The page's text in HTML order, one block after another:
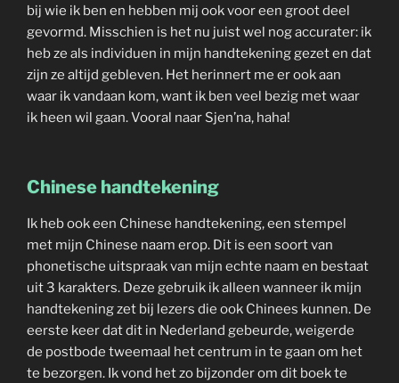
bij wie ik ben en hebben mij ook voor een groot deel
gevormd. Misschien is het nu juist wel nog accurater: ik
heb ze als individuen in mijn handtekening gezet en dat
zijn ze altijd gebleven. Het herinnert me er ook aan
waar ik vandaan kom, want ik ben veel bezig met waar
ik heen wil gaan. Vooral naar Sjen’na, haha!
Chinese handtekening
Ik heb ook een Chinese handtekening, een stempel
met mijn Chinese naam erop. Dit is een soort van
phonetische uitspraak van mijn echte naam en bestaat
uit 3 karakters. Deze gebruik ik alleen wanneer ik mijn
handtekening zet bij lezers die ook Chinees kunnen. De
eerste keer dat dit in Nederland gebeurde, weigerde
de postbode tweemaal het centrum in te gaan om het
te bezorgen. Ik vond het zo bijzonder om dit boek te